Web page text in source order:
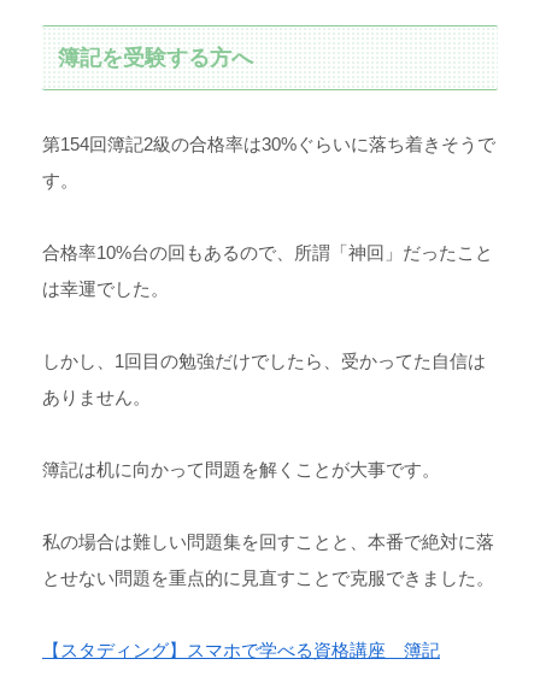
簿記を受験する方へ
第154回簿記2級の合格率は30%ぐらいに落ち着きそうで
す。
合格率10%台の回もあるので、所謂「神回」だったこと
は幸運でした。
しかし、1回目の勉強だけでしたら、受かってた自信は
ありません。
簿記は机に向かって問題を解くことが大事です。
私の場合は難しい問題集を回すことと、本番で絶対に落
とせない問題を重点的に見直すことで克服できました。
【スタディング】スマホで学べる資格講座 簿記